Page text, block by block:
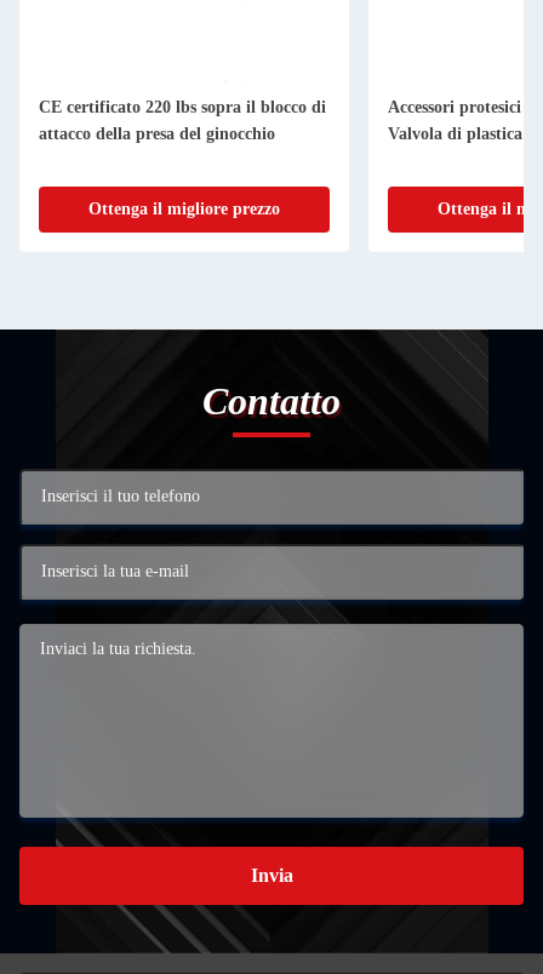
CE certificato 220 lbs sopra il blocco di
attacco della presa del ginocchio
Ottenga il migliore prezzo
Accessori protesici
Valvola di plastica
Ottenga il
Contatto
Invia